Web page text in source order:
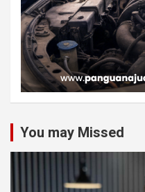
You may Missed